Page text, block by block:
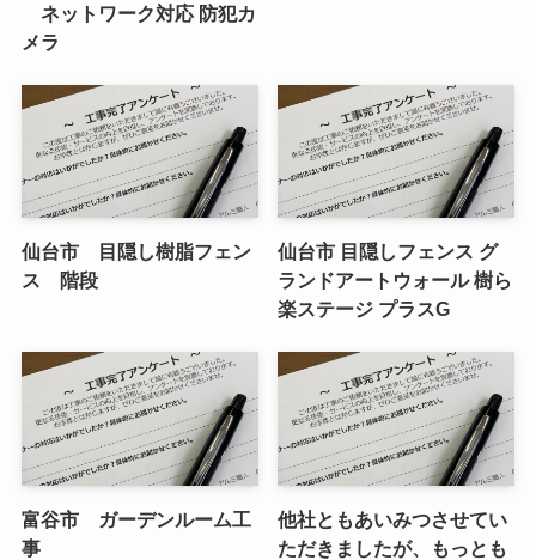
ネットワーク対応 防犯カ
メラ
仙台市 目隠し樹脂フェン
ス 階段
仙台市 目隠しフェンス グ
ランドアートウォール 樹ら
楽ステージ プラスG
富谷市 ガーデンルーム工
事
他社ともあいみつさせてい
ただきましたが、もっとも